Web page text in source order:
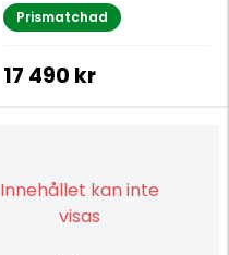
Prismatchad
17 490 kr
Innehållet kan inte
visas